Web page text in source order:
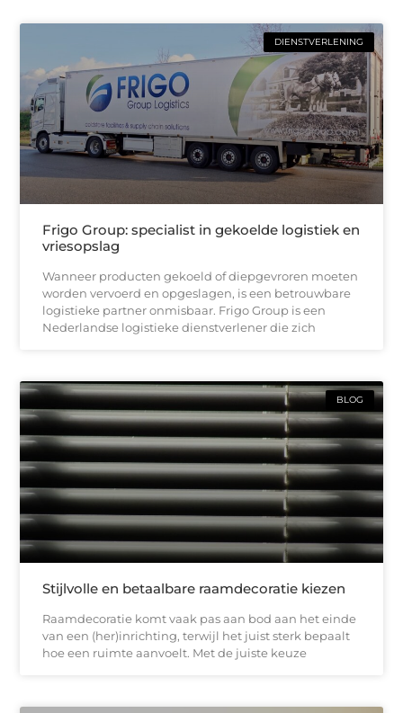
DIENSTVERLENING
Frigo Group: specialist in gekoelde logistiek en
vriesopslag
Wanneer producten gekoeld of diepgevroren moeten
worden vervoerd en opgeslagen, is een betrouwbare
logistieke partner onmisbaar. Frigo Group is een
Nederlandse logistieke dienstverlener die zich
BLOG
Stijlvolle en betaalbare raamdecoratie kiezen
Raamdecoratie komt vaak pas aan bod aan het einde
van een (her)inrichting, terwijl het juist sterk bepaalt
hoe een ruimte aanvoelt. Met de juiste keuze